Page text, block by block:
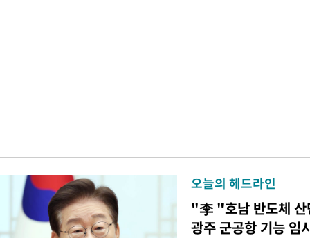
오늘의 헤드라인
"李 "호남 반도체 산
광주 군공항 기능 임